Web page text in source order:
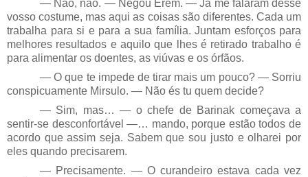
— Não, não. — Negou Erem. — Já me falaram desse
vosso costume, mas aqui as coisas são diferentes. Cada um
trabalha para si e para a sua família. Juntam esforços para
melhores resultados e aquilo que lhes é retirado trabalho é
para alimentar os doentes, as viúvas e os órfãos.
— O que te impede de tirar mais um pouco? — Sorriu
conspicuamente Mirsulo. — Não és tu quem decide?
— Sim, mas… — o chefe de Barinak começava a
sentir-se desconfortável —… mando, porque estão todos de
acordo que assim seja. Sabem que sou justo e olharei por
eles quando precisarem.
— Precisamente. — O curandeiro estava cada vez